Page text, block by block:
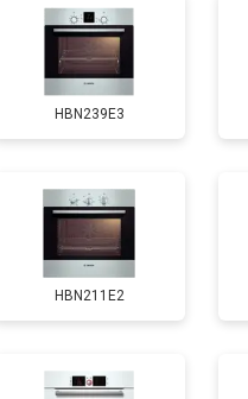
HBN239E3
HBN211E2